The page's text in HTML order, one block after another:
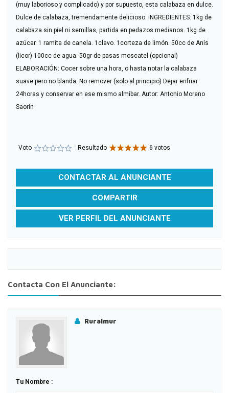
(muy laborioso y complicado) y por supuesto, esta calabaza en dulce.
Dulce de calabaza, tremendamente delicioso. INGREDIENTES: 1kg de
calabaza sin piel ni semillas, partida en pedazos medianos. 1kg de
azúcar. 1 ramita de canela. 1clavo. 1corteza de limón. 50cc de Anís
(licor) 100cc de agua. 50gr de pasas moscatel (opcional)
ELABORACIÓN: Cocer sobre una hora, o hasta notar la calabaza
suave pero no blanda. No remover (solo al principio) Dejar enfriar
24horas y conservar en ese mismo almíbar. Autor: Antonio Moreno
Saorín
Voto Resultado 6 votos
CONTACTAR AL ANUNCIANTE
COMPARTIR
VER PERFIL DEL ANUNCIANTE
Contacta Con El Anunciante:
Ruralmur
Tu Nombre :